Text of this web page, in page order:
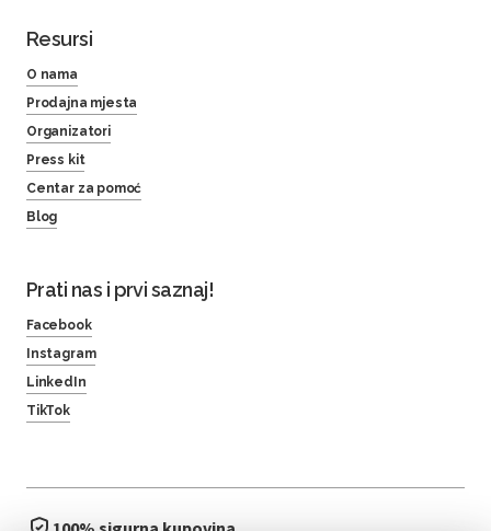
Resursi
O nama
Prodajna mjesta
Organizatori
Press kit
Centar za pomoć
Blog
Prati nas i prvi saznaj!
Facebook
Instagram
LinkedIn
TikTok